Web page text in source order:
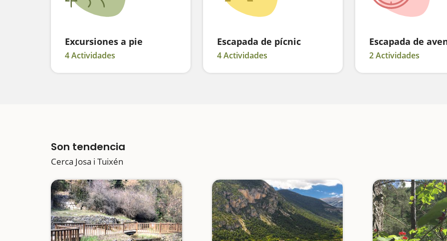
Excursiones a pie
4 Actividades
Escapada de pícnic
4 Actividades
Escapada de
2 Actividades
Son tendencia
Cerca Josa i Tuixén